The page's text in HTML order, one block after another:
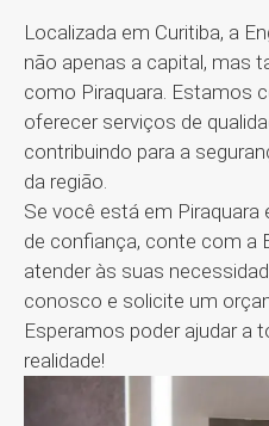
Localizada em Curitiba, a
não apenas a capital, mas
como Piraquara. Estamos
oferecer serviços de
contribuindo para a
da região.
Se você está em Piraquara
de confiança, conte com a
atender às suas
conosco e solicite um
Esperamos poder ajudar a
realidade!